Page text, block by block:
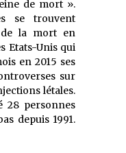
de mort ».
se trouvent
la mort en
Etats-Unis qui
en 2015 ses
sur
létales.
28 personnes
depuis 1991.